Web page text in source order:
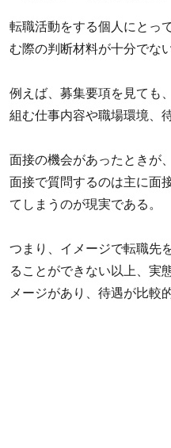
転職活動をする個人にとっ
む際の判断材料が十分でな
例えば、募集要項を見ても
組む仕事内容や職場環境、
面接の機会があったときが
面接で質問するのは主に面
てしまうのが現実である。
つまり、イメージで転職先
ることができない以上、実
メージがあり、待遇が比較